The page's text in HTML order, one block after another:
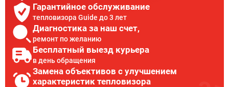
Гарантийное обслуживание
тепловизора Guide до 3 лет
Диагностика за наш счет,
ремонт по желанию
Бесплатный выезд курьера
в день обращения
Замена объективов с улучшением
характеристик тепловизора